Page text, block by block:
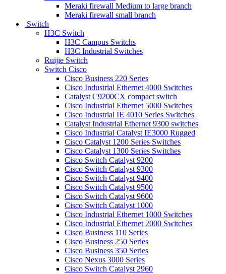
Meraki firewall Medium to large branch
Meraki firewall small branch
Switch
H3C Switch
H3C Campus Switchs
H3C Industrial Switches
Ruijie Switch
Switch Cisco
Cisco Business 220 Series
Cisco Industrial Ethernet 4000 Switches
Catalyst C9200CX compact switch
Cisco Industrial Ethernet 5000 Switches
Cisco Industrial IE 4010 Series Switches
Catalyst Industrial Ethernet 9300 switches
Cisco Industrial Catalyst IE3000 Rugged
Cisco Catalyst 1200 Series Switches
Cisco Catalyst 1300 Series Switches
Cisco Switch Catalyst 9200
Cisco Switch Catalyst 9300
Cisco Switch Catalyst 9400
Cisco Switch Catalyst 9500
Cisco Switch Catalyst 9600
Cisco Switch Catalyst 1000
Cisco Industrial Ethernet 1000 Switches
Cisco Industrial Ethernet 2000 Switches
Cisco Business 110 Series
Cisco Business 250 Series
Cisco Business 350 Series
Cisco Nexus 3000 Series
Cisco Switch Catalyst 2960